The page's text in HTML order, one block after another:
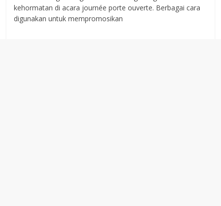
kehormatan di acara journée porte ouverte. Berbagai cara
digunakan untuk mempromosikan